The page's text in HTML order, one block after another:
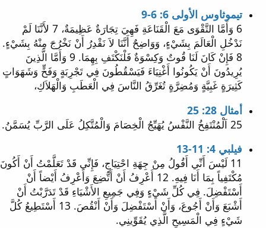
تيموثاوس الأولى 6: 6-9
6 وَأَمَّا التَّقْوَى مَعَ الْقَنَاعَةِ فَهِيَ تِجَارَةٌ عَظِيمَةٌ، 7 لأَنَّنَا لَمْ
نَدْخُلِ الْعَالَمَ بِشَيْءٍ، وَوَاضِحٌ أَنَّنَا لاَ نَقْدِرُ أَنْ نَخْرُجَ مِنْهُ بِشَيْءٍ.
8 فَإِنْ كَانَ لَنَا قُوتٌ وَكِسْوَةٌ فَلْنَكْتَفِ بِهِمَا. 9 وَأَمَّا الَّذِينَ
يُرِيدُونَ أَنْ يَكُونُوا أَغْنِيَاءَ فَيَسْقُطُونَ فِي تَجْرِبَةٍ وَفَخٍّ وَشَهَوَاتٍ
كَثِيرَةٍ غَبِيَّةٍ وَمُضِرَّةٍ تُغَرِّقُ النَّاسَ فِي الْعَطَبِ وَالْهَلاَكِ،
أمثال 28: 25
25 اَلْمُنْتَفِخُ النَّفْسُ يُهَيِّجُ الْخِصَامَ وَالْمُتَّكِلُ عَلَى الرَّبِّ يُسَمَّنُ.
فيلبي 4: 11-13
11 لَيْسَ أَنِّي أَقُولُ مِنْ جِهَةِ احْتِيَاجٍ، فَإِنِّي قَدْ تَعَلَّمْتُ أَنْ أَكُونَ
مُكْتَفِياً بِمَا أَنَا فِيهِ. 12 أَعْرِفُ أَنْ أَتَّضِعَ وَأَعْرِفُ أَيْضاً أَنْ
أَسْتَفْضِلَ. فِي كُلِّ شَيْءٍ وَفِي جَمِيعِ الأَشْيَاءِ قَدْ تَدَرَّبْتُ أَنْ
أَشْبَعَ وَأَنْ أَجُوعَ، وَأَنْ أَسْتَفْضِلَ وَأَنْ أَنْقُصَ. 13 أَسْتَطِيعُ كُلَّ
شَيْءٍ فِي الْمَسِيحِ الَّذِي يُقَوِّينِي.